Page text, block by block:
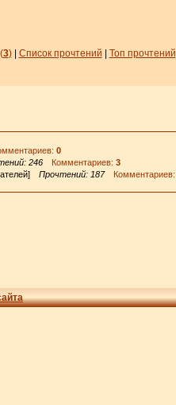
(3) | Список прочтений | Топ прочтений
0
246 Комментариев: 3
Прочтений: 187Комментариев: